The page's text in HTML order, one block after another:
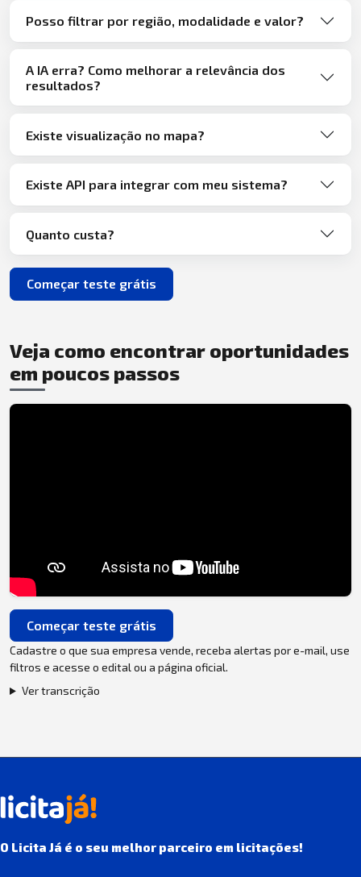
Posso filtrar por região, modalidade e valor?
A IA erra? Como melhorar a relevância dos
resultados?
Existe visualização no mapa?
Existe API para integrar com meu sistema?
Quanto custa?
Começar teste grátis
Veja como encontrar oportunidades
em poucos passos
Começar teste grátis
Cadastre o que sua empresa vende, receba alertas por e-mail, use
filtros e acesse o edital ou a página oficial.
Ver transcrição
O Licita Já é o seu melhor parceiro em licitações!